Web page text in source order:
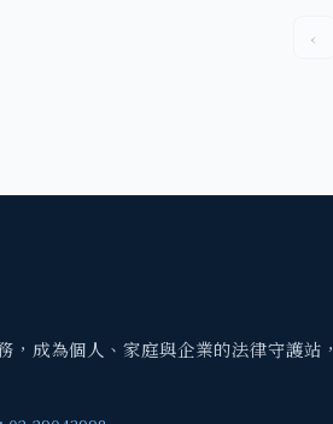
‹
，成為個人、家庭與企業的法律守護站，